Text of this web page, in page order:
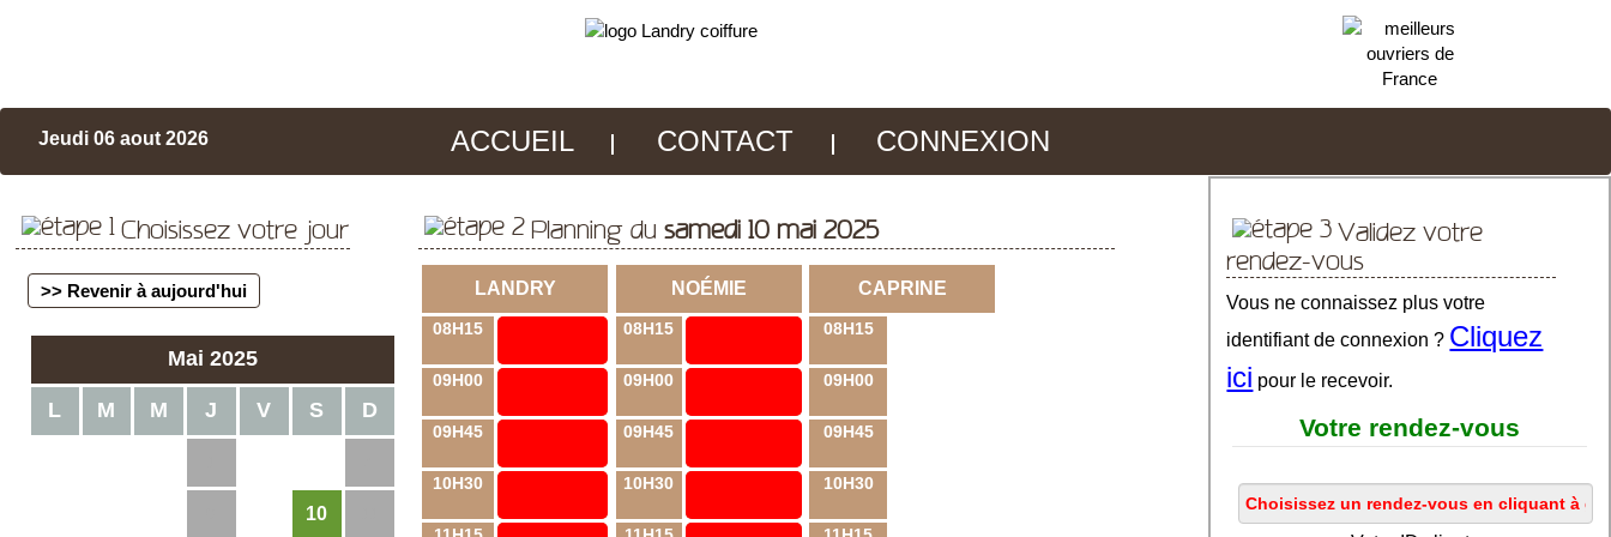
Jeudi 06 aout 2026 ACCUEIL CONTACT CONNEXION
Choisissez votre jour
>> Revenir à aujourd'hui
Mai 2025
L M M J V S D
10
Planning dusamedi 10 mai 2025
LANDRY
08H15
09H00
09H45
10H30
NOÉMIE
08H15
09H00
09H45
10H30
CAPRINE
08H15
09H00
09H45
10H30
Validez votre
rendez-vous
Vous ne connaissez plus votre
identifiant de connexion ? Cliquez
ici pour le recevoir.
Votre rendez-vous